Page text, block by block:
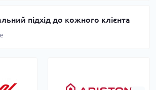
підхід до кожного клієнта